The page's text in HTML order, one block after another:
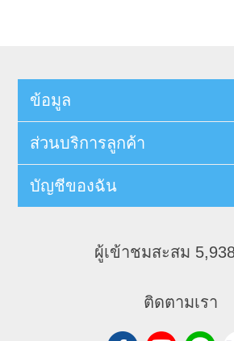
ข้อมูล
ส่วนบริการลูกค้า
บัญชีของฉัน
ผู้เข้าชมสะสม
ติดตามเรา